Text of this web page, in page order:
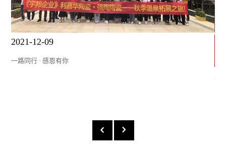
2021-12-09
一路同行 · 感恩有你
不